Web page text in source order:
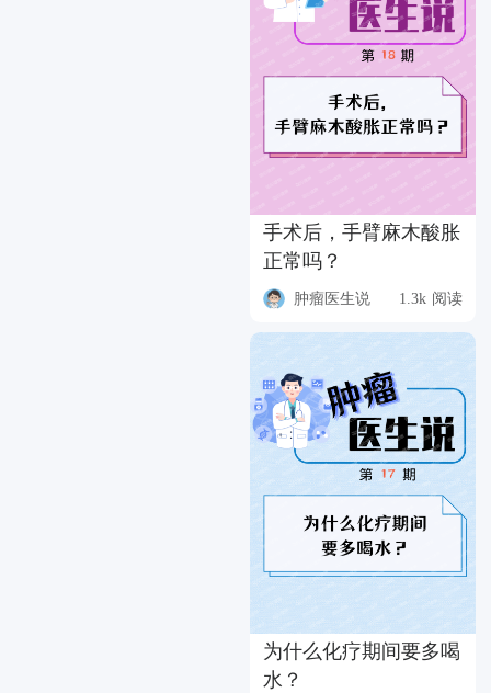
手术后，手臂麻木酸胀
正常吗？
肿瘤医生说 1.3k 阅读
为什么化疗期间要多喝
水？